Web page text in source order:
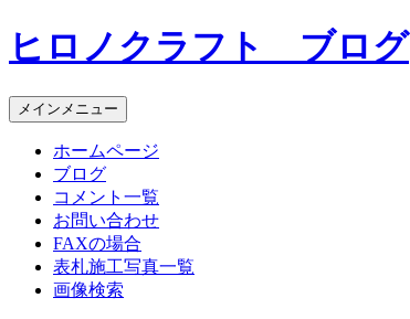
コ
ン
ン
ツ
ヒロノクラフト ブログ
メインメニュー
ホームページ
ブログ
コメント一覧
お問い合わせ
FAXの場合
表札施工写真一覧
画像検索